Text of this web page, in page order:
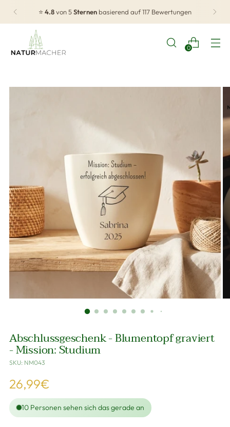
⭐ 4.8von 5Sternen basierend auf 117 Bewertungen
0
Abschlussgeschenk - Blumentopf graviert
- Mission: Studium
SKU: NM043
Regulärer
Preis
26,99€
10 Personen sehen sich das gerade an